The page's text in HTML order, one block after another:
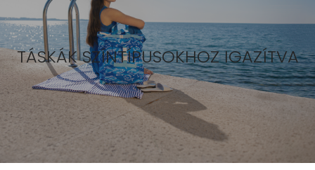
TÁSKÁK SZÍNTÍPUSOKHOZ IGAZÍTVA